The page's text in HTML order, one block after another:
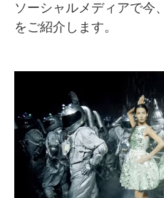
ソーシャルメディアで今
をご紹介します。